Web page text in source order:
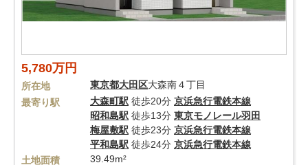
5,780万円
所在地 東京都大田区大森南４丁目
最寄り駅
大森町駅 徒歩20分 京浜急行電鉄本線
昭和島駅 徒歩13分 東京モノレール羽田
梅屋敷駅 徒歩23分 京浜急行電鉄本線
平和島駅 徒歩24分 京浜急行電鉄本線
土地面積
39.49m²